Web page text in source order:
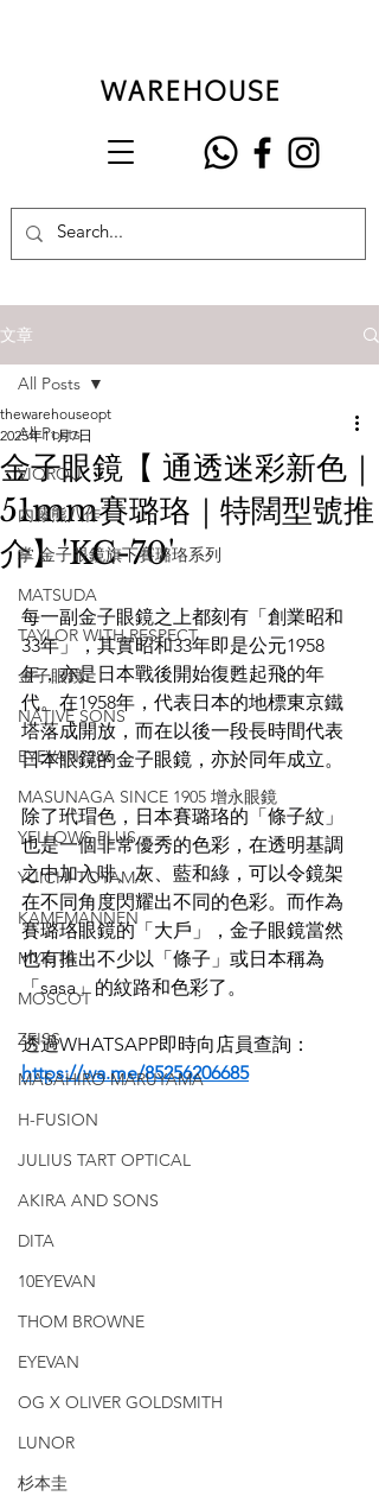
文章
All Posts
VIOROU
內藤熊八作
掌 金子眼鏡旗下賽璐珞系列
MATSUDA
TAYLOR WITH RESPECT
金子眼鏡
NATIVE SONS
EYEVAN7285
MASUNAGA SINCE 1905 增永眼鏡
YELLOWS PLUS
YUICHI TOYAMA
KAMEMANNEN
MYKITA
MOSCOT
ZEISS
MASAHIRO MARUYAMA
H-FUSION
JULIUS TART OPTICAL
AKIRA AND SONS
DITA
10EYEVAN
THOM BROWNE
EYEVAN
OG X OLIVER GOLDSMITH
LUNOR
杉本圭
All Posts
金子眼鏡【 通透迷彩新色｜
51mm賽璐珞｜特闊型號推
介】'KC-70'
thewarehouseopt
2025年11月7日
每一副金子眼鏡之上都刻有「創業昭和
33年」，其實昭和33年即是公元1958
年，亦是日本戰後開始復甦起飛的年
代。在1958年，代表日本的地標東京鐵
塔落成開放，而在以後一段長時間代表
日本眼鏡的金子眼鏡，亦於同年成立。
除了玳瑁色，日本賽璐珞的「條子紋」
也是一個非常優秀的色彩，在透明基調
之中加入啡、灰、藍和綠，可以令鏡架
在不同角度閃耀出不同的色彩。而作為
賽璐珞眼鏡的「大戶」，金子眼鏡當然
也有推出不少以「條子」或日本稱為
「sasa」的紋路和色彩了。
透過WHATSAPP即時向店員查詢：
https://wa.me/85256206685